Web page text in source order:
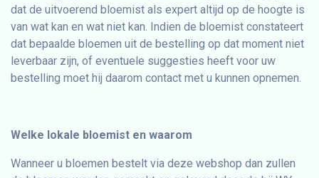
dat de uitvoerend bloemist als expert altijd op de hoogte is
van wat kan en wat niet kan. Indien de bloemist constateert
dat bepaalde bloemen uit de bestelling op dat moment niet
leverbaar zijn, of eventuele suggesties heeft voor uw
bestelling moet hij daarom contact met u kunnen opnemen.
Welke lokale bloemist en waarom
Wanneer u bloemen bestelt via deze webshop dan zullen